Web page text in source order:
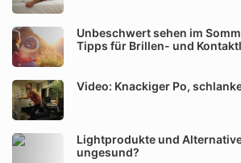
Unbeschwert sehen im
Tipps für Brillen- und
Video: Knackiger Po,
Lightprodukte und
ungesund?